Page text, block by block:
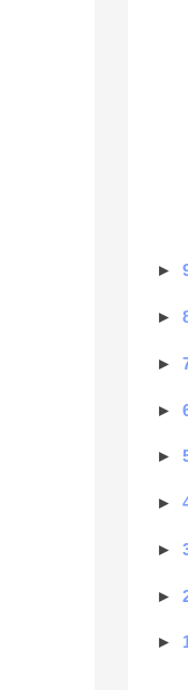
►
►
►
►
►
►
►
►
►